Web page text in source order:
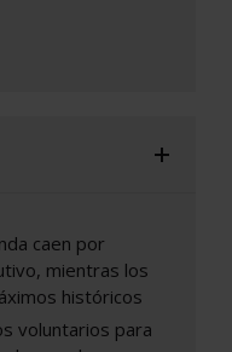
caen por
mientras los
históricos
voluntarios para